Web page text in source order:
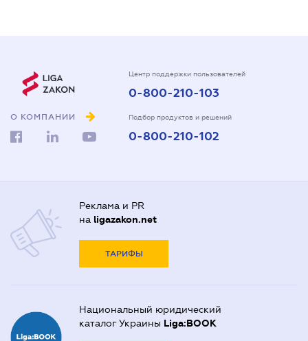
О КОМПАНИИ
Центр поддержки пользователей
0-800-210-103
Подбор продуктов и решений
0-800-210-102
Реклама и PR
на ligazakon.net
ТАРИФЫ
Национальный юридический
каталог Украины Liga:BOOK